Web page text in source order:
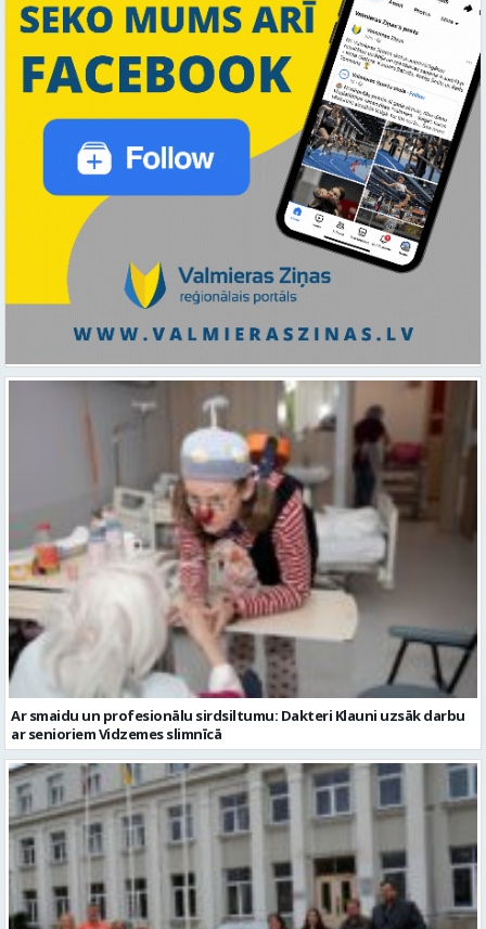
Ar smaidu un profesionālu sirdsiltumu: Dakteri Klauni uzsāk darbu
ar senioriem Vidzemes slimnīcā